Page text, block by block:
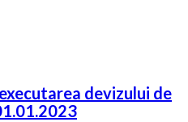
devizului de